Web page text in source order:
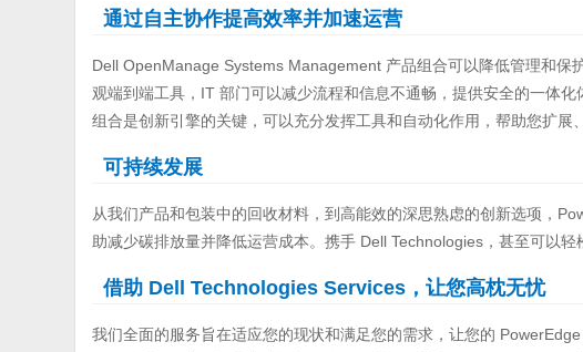
通过自主协作提高效率并加速运营
Dell OpenManage Systems Management 产品组合可以降低管理和保
观端到端工具，IT 部门可以减少流程和信息不通畅，提供安全的一体
组合是创新引擎的关键，可以充分发挥工具和自动化作用，帮助您扩展
可持续发展
从我们产品和包装中的回收材料，到高能效的深思熟虑的创新选项，
助减少碳排放量并降低运营成本。携手 Dell Technologies，甚至可以轻
借助 Dell Technologies Services，让您高枕无忧
我们全面的服务旨在适应您的现状和满足您的需求，让您的 PowerEdge